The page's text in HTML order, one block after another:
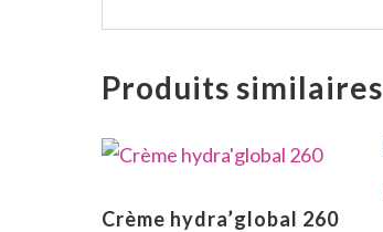
Produits similaires
Crème hydra’global 260